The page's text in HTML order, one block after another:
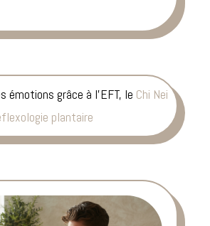
émotions grâce à l’EFT, le Chi Nei
plantaire